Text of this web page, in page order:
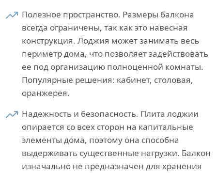
Полезное пространство. Размеры балкона
всегда ограничены, так как это навесная
конструкция. Лоджия может занимать весь
периметр дома, что позволяет задействовать
ее под организацию полноценной комнаты.
Популярные решения: кабинет, столовая,
оранжерея.
Надежность и безопасность. Плита лоджии
опирается со всех сторон на капитальные
элементы дома, поэтому она способна
выдерживать существенные нагрузки. Балкон
изначально не предназначен для хранения